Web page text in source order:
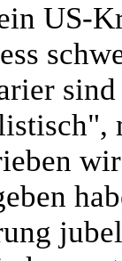
US-
sind